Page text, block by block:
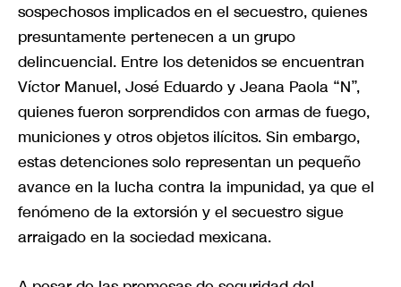
sospechosos implicados en el secuestro, quienes
presuntamente pertenecen a un grupo
delincuencial. Entre los detenidos se encuentran
Víctor Manuel, José Eduardo y Jeana Paola “N”,
quienes fueron sorprendidos con armas de fuego,
municiones y otros objetos ilícitos. Sin embargo,
estas detenciones solo representan un pequeño
avance en la lucha contra la impunidad, ya que el
fenómeno de la extorsión y el secuestro sigue
arraigado en la sociedad mexicana.